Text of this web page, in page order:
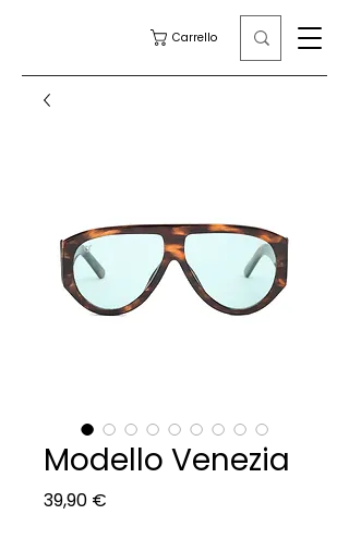
Carrello
Modello Venezia
39,90 €